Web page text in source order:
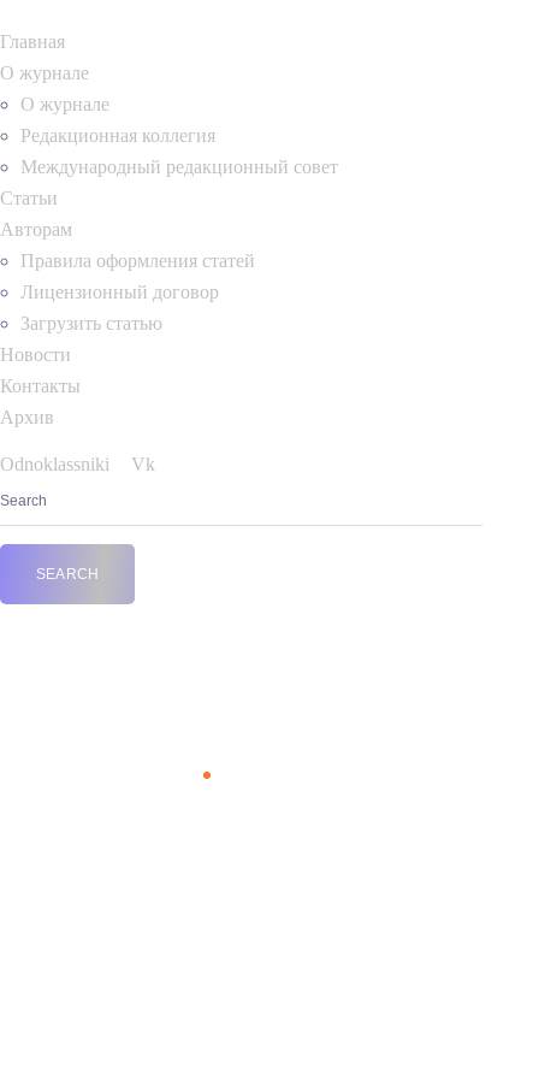
Главная
О журнале
О журнале
Редакционная коллегия
Международный редакционный совет
Статьи
Авторам
Правила оформления статей
Лицензионный договор
Загрузить статью
Новости
Контакты
Архив
Odnoklassniki Vk